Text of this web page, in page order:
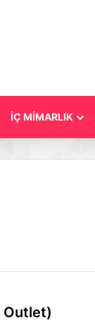
İÇ MİMARLIK
Outlet)